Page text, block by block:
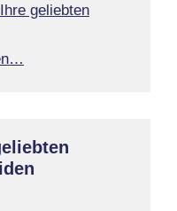
geliebten